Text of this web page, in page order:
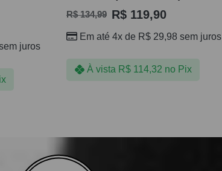
juros
R$134,99 R$119,90
Em até 4x de R$29,98 sem juros
À vista R$114,32 no Pix